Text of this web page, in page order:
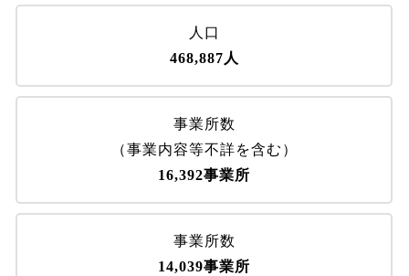
人口
468,887人
事業所数
（事業内容等不詳を含む）
16,392事業所
事業所数
14,039事業所